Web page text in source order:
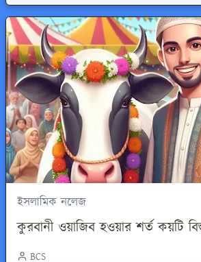
ইসলামিক নলেজ
কুরবানী ওয়াজিব হওয়ার শর্ত কয়টি
BCS